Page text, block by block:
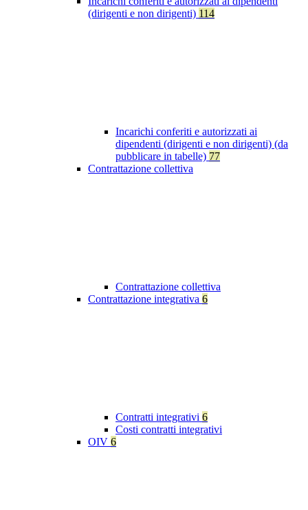
(dirigenti e non dirigenti) 114
Incarichi conferiti e autorizzati ai
dipendenti (dirigenti e non dirigenti) (da
pubblicare in tabelle) 77
Contrattazione collettiva
Contrattazione collettiva
Contrattazione integrativa 6
Contratti integrativi 6
Costi contratti integrativi
OIV 6